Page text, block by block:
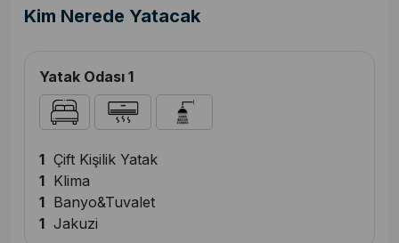
Kim Nerede Yatacak
Yatak Odası 1
1 Çift Kişilik Yatak
1 Klima
1 Banyo&Tuvalet
1 Jakuzi